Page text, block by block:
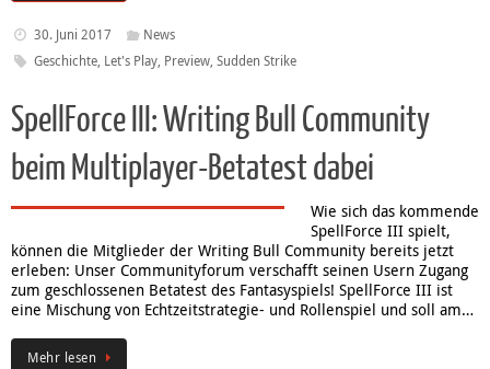
30. Juni 2017
News
Geschichte, Let's Play, Preview, Sudden Strike
SpellForce III: Writing Bull Community
beim Multiplayer-Betatest dabei
Wie sich das kommende
SpellForce III spielt,
können die Mitglieder der Writing Bull Community bereits jetzt
erleben: Unser Communityforum verschafft seinen Usern Zugang
zum geschlossenen Betatest des Fantasyspiels! SpellForce III ist
eine Mischung von Echtzeitstrategie- und Rollenspiel und soll am…
Mehr lesen